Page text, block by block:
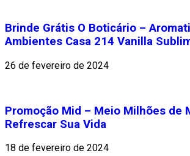
Brinde Grátis O Boticário –
Ambientes Casa 214 Vanilla
26 de fevereiro de 2024
Promoção Mid – Meio Milhões de
Refrescar Sua Vida
18 de fevereiro de 2024